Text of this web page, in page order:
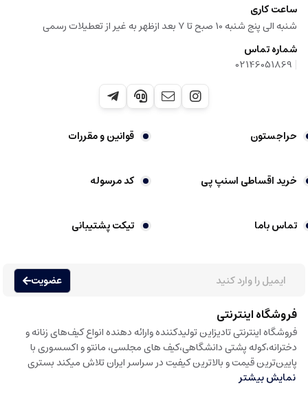
ساعت کاری
شنبه الی پنج شنبه 10 صبح تا 7 بعد ازظهر به غیر از تعطیلات رسمی
شماره تماس
|
02146051869
حراجستون قوانین و مقررات
خرید اقساطی اسنپ پی کد مرسوله
تماس باما تیکت پشتیبانی
عضویت
فروشگاه اینترنتی
فروشگاه اینترنتی تادیزاین تولیدکننده وارائه دهنده انواع کیف‌های زنانه و
دخترانه،کوله پشتی دانشگاهی،کیف های مجلسی، مانتو و اکسسوری با
پایین‌ترین قیمت و بالاترین کیفیت در سراسر ایران تلاش میکند بستری
نمایش بیشتر